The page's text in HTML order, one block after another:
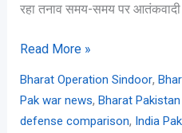
रहा तनाव समय-समय पर
Read More »
Bharat Operation Sindoor,
Pak war news, Bharat
defense comparison, India